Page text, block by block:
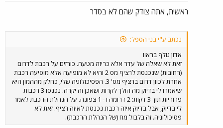
ראשית, אתה צודק שהם לא בסדר
נכתב ע"י בני הספל:
אדון גולף בראוו
זאת לא שאלה של עדר אלא כריזה מטעה. כורזים על רכבת לדרום
(רחובות) שנכנסת לרציף מס 2 והיא לא מופיעה אלא מופיעה רכבת
אחרת לכוון דרום ברציף מס' 3. הפסיכולוגיה שלי, כחלק מההמון היא
שיאמרו לי בדיוק מה הולך לקרות ושאכן זה יקרה. נכנסו 3 רכבות
פרוריות תוך 3 דקות: 2 דרומה ו - 1 צפונה. על הנהלת הרכבת לאמר
לי בדיוק, אבל בדיוק איזה רכבת נכנסת לאיזה רציף. זאת לא
פסיכולוגיה. זה בלבול מח (של הנהלת הרכבת).